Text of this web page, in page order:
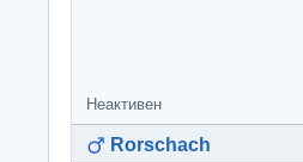
Неактивен
Rorschach